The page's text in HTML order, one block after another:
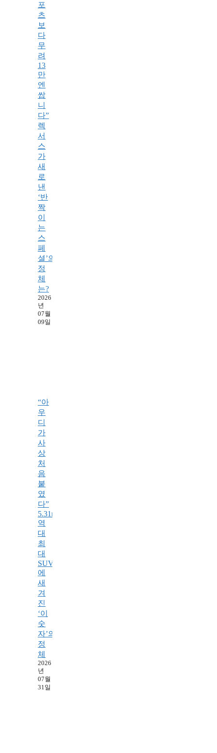
포
츠
보
다
무
려
13
만
엔
쌉
니
다”
렉
서
스
가
새
로
낸
‘반
짝
이
는
스
페
셜’의
정
체
는?
2026
년
07월
09일
“아
우
디
가
사
상
처
음
붙
였
다”
5.31m
역
대
최
대
SUV
에
새
겨
진
‘이
숫
자’의
정
체
2026
년
07월
31일